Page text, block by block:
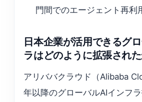
門間でのエージェント再利
日本企業が活用できるグ
ラはどのように拡張され
アリババクラウド（Alibaba
年以降のグローバルAIインフ